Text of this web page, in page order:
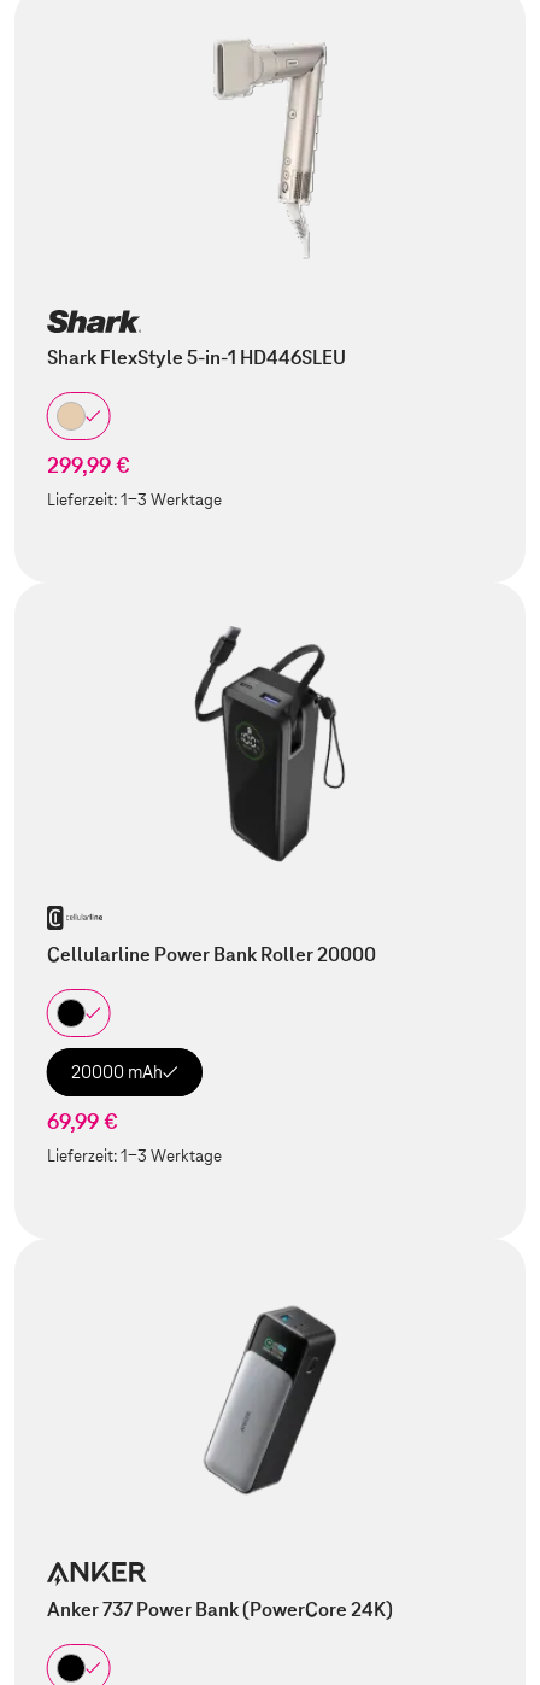
Shark FlexStyle 5-in-1 HD446SLEU
299,99 €
Lieferzeit:1-3 Werktage
Cellularline Power Bank Roller 20000
20000 mAh
69,99 €
Lieferzeit:1-3 Werktage
Anker 737 Power Bank (PowerCore 24K)